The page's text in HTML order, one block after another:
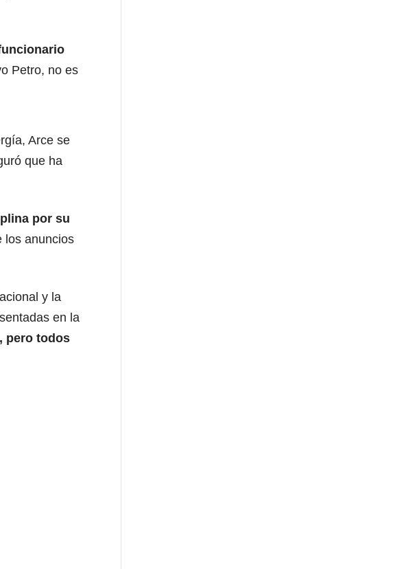
Petro, no es
Arce se
que ha
por su
los anuncios
y la
en la
pero todos